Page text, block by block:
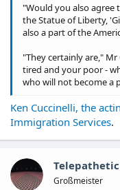
"Would you also agree
the Statue of Liberty,
also a part of the
"They certainly are,"
tired and your poor -
who will not become a
Ken Cuccinelli, the
Immigration Services.
Telepathetic
Großmeister